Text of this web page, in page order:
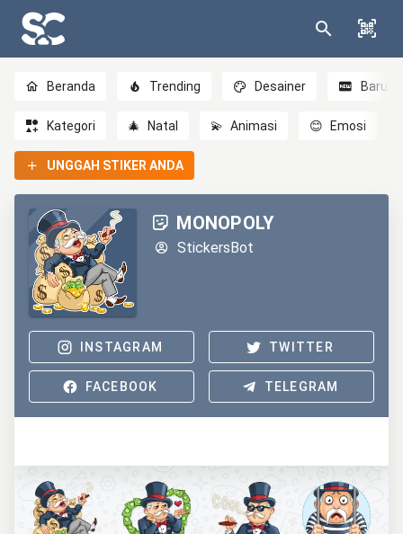
Beranda Trending Desainer Baru
Kategori 🎄 Natal 💫 Animasi 😊 Emosi
UNGGAH STIKER ANDA
MONOPOLY
StickersBot
INSTAGRAM TWITTER
FACEBOOK TELEGRAM